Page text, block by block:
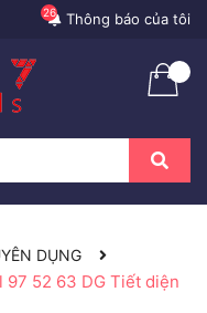
Thông báo của tôi
26
DỤNG
97 52 63 DG Tiết diện